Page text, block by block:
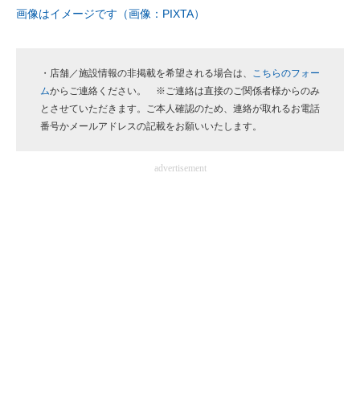
ITエンジニア向け専門サイト
IT製品の技術・比較・事例
製造業のIT導入・活用を支援
画像はイメージです（画像：PIXTA）
・店舗／施設情報の非掲載を希望される場合は、 こちらのフォー
ムからご連絡ください。 ※ご連絡は直接のご関係者様からのみ
とさせていただきます。ご本人確認のため、連絡が取れるお電話
番号かメールアドレスの記載をお願いいたします。
advertisement